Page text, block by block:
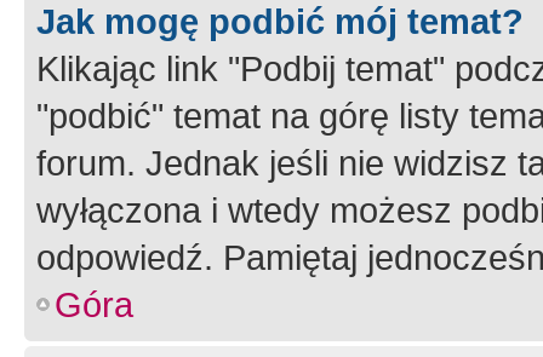
Jak mogę podbić mój temat?
Klikając link "Podbij temat"
"podbić" temat na górę listy
forum. Jednak jeśli nie widzisz
wyłączona i wtedy możesz
odpowiedź. Pamiętaj
Góra